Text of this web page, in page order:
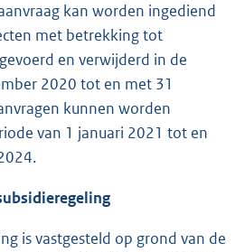
kan worden ingediend
met betrekking tot
en verwijderd in de
2020 tot en met 31
kunnen worden
van 1 januari 2021 tot en
is vastgesteld op grond van de